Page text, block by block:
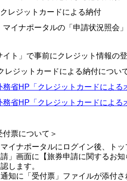
レジットカードによる納付
ナポータルの「申請状況照会」
ト」で事前にクレジット情報の登
レジットカードによる納付につい
務省HP「クレジットカードによる
務省HP「クレジットカードによる
付票について＞
マイナポータルにログイン後、ト
請」画面に【旅券申請に関するお
認します。
通知に「受付票」ファイルが添付